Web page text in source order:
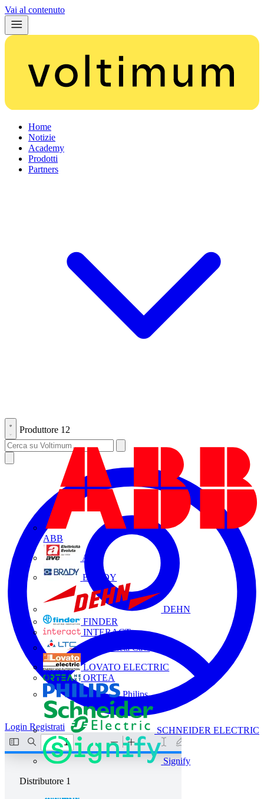
Vai al contenuto
Home
Notizie
Academy
Prodotti
Partners
Produttore 12
ABB
AVE
BRADY
DEHN
FINDER
INTERACT
La Triveneta Cavi
LOVATO ELECTRIC
ORTEA
Philips
SCHNEIDER ELECTRIC
Signify
Distributore 1
Login Registrati